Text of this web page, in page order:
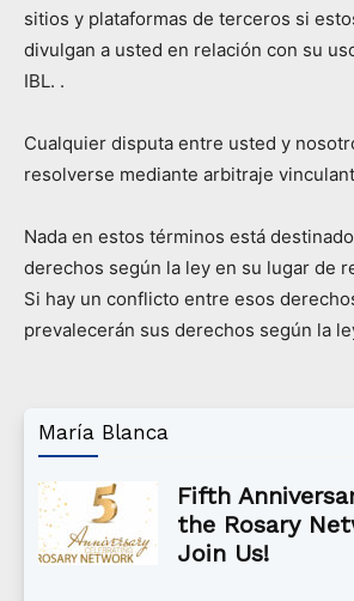
sitios y plataformas de terceros si
divulgan a usted en relación con su
IBL. .
Cualquier disputa entre usted y
resolverse mediante arbitraje
Nada en estos términos está
derechos según la ley en su lugar de
Si hay un conflicto entre esos
prevalecerán sus derechos según la
María Blanca
Fifth
the Rosary
Join Us!